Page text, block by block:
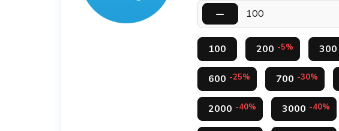
100 200 -5% 300
600 -25% 700 -30%
2000 -40% 3000 -40%